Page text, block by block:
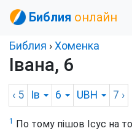
Библия онлайн
Библия › Хоменка
Івана, 6
‹ 5 Ів 6 UBH 7 ›
1
По тому пішов Ісус на